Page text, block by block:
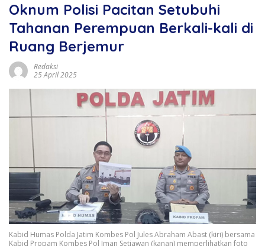
Oknum Polisi Pacitan Setubuhi
Tahanan Perempuan Berkali-kali di
Ruang Berjemur
Redaksi
25 April 2025
Kabid Humas Polda Jatim Kombes Pol Jules Abraham Abast (kiri) bersama
Kabid Propam Kombes Pol Iman Setiawan (kanan) memperlihatkan foto